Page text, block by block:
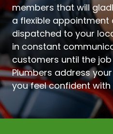
members that will
a flexible appointment
dispatched to your
in constant
customers until the job
Plumbers address
you feel confident